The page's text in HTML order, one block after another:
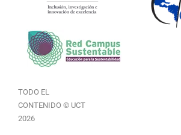
TODO EL
CONTENIDO © UCT
2026